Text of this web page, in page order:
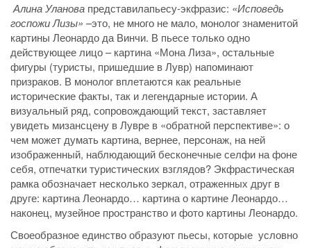
Алина Уланова представилапьесу-экфразис: «Исповедь
госпожи Лизы» –это, не много не мало, монолог знаменитой
картины Леонардо да Винчи. В пьесе только одно
действующее лицо – картина «Мона Лиза», остальные
фигуры (туристы, пришедшие в Лувр) напоминают
призраков. В монолог вплетаются как реальные
исторические факты, так и легендарные истории. А
визуальный ряд, сопровождающий текст, заставляет
увидеть мизансцену в Лувре в «обратной перспективе»: о
чем может думать картина, вернее, персонаж, на ней
изображенный, наблюдающий бесконечные селфи на фоне
себя, отпечатки туристических взглядов? Экфрастическая
рамка обозначает несколько зеркал, отраженных друг в
друге: картина Леонардо… картина о картине Леонардо…
наконец, музейное пространство и фото картины Леонардо.
Своеобразное единство образуют пьесы, которые условно